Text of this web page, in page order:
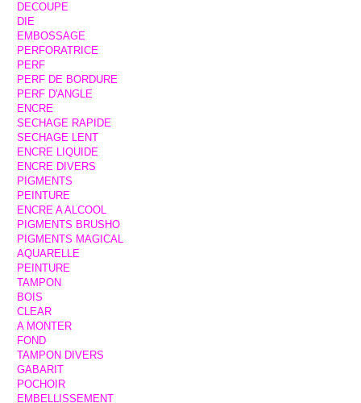
DECOUPE
DIE
EMBOSSAGE
PERFORATRICE
PERF
PERF DE BORDURE
PERF D'ANGLE
ENCRE
SECHAGE RAPIDE
SECHAGE LENT
ENCRE LIQUIDE
ENCRE DIVERS
PIGMENTS
PEINTURE
ENCRE A ALCOOL
PIGMENTS BRUSHO
PIGMENTS MAGICAL
AQUARELLE
PEINTURE
TAMPON
BOIS
CLEAR
A MONTER
FOND
TAMPON DIVERS
GABARIT
POCHOIR
EMBELLISSEMENT